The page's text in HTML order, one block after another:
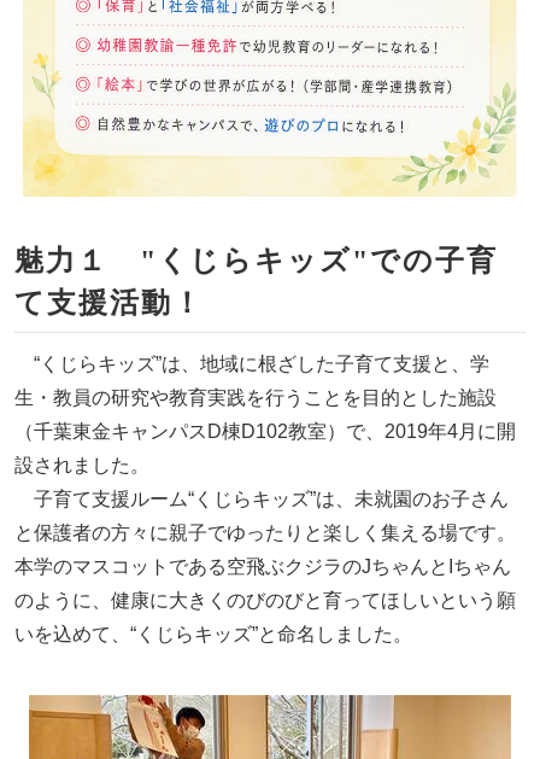
魅力１ "くじらキッズ"での子育
て支援活動！
“くじらキッズ”は、地域に根ざした子育て支援と、学
生・教員の研究や教育実践を行うことを目的とした施設
（千葉東金キャンパスD棟D102教室）で、2019年4月に開
設されました。
子育て支援ルーム“くじらキッズ”は、未就園のお子さん
と保護者の方々に親子でゆったりと楽しく集える場です。
本学のマスコットである空飛ぶクジラのJちゃんとIちゃん
のように、健康に大きくのびのびと育ってほしいという願
いを込めて、“くじらキッズ”と命名しました。